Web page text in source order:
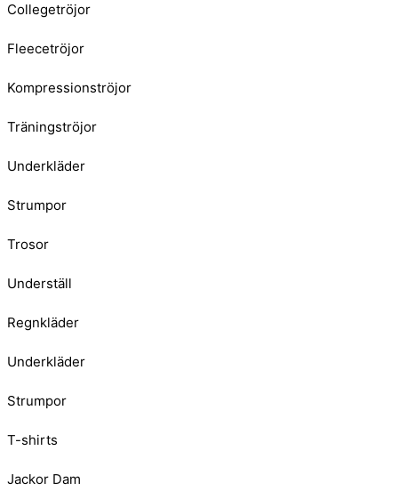
Collegetröjor
Fleecetröjor
Kompressionströjor
Träningströjor
Underkläder
Strumpor
Trosor
Underställ
Regnkläder
Underkläder
Strumpor
T-shirts
Jackor Dam